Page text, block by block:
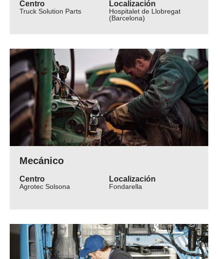
Centro
Truck Solution Parts
Localización
Hospitalet de Llobregat
(Barcelona)
Mecánico
Centro
Agrotec Solsona
Localización
Fondarella